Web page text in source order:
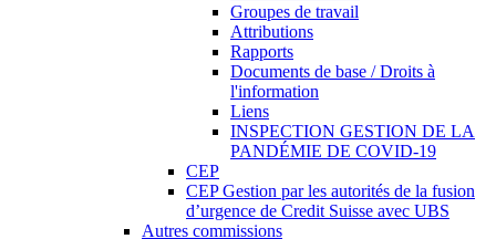
Groupes de travail
Attributions
Rapports
Documents de base / Droits à
l'information
Liens
INSPECTION GESTION DE LA
PANDÉMIE DE COVID-19
CEP
CEP Gestion par les autorités de la fusion
d’urgence de Credit Suisse avec UBS
Autres commissions